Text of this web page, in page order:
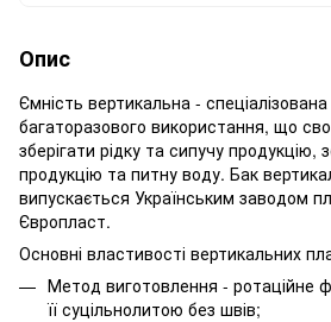
Опис
Ємність вертикальна -
багаторазового використання, що
зберігати рідку та сипучу продукцію,
продукцію та питну воду. Бак
випускається Українським заводом
Європласт.
Основні властивості вертикальних
Метод виготовлення - ротаційне
її суцільнолитою без швів;